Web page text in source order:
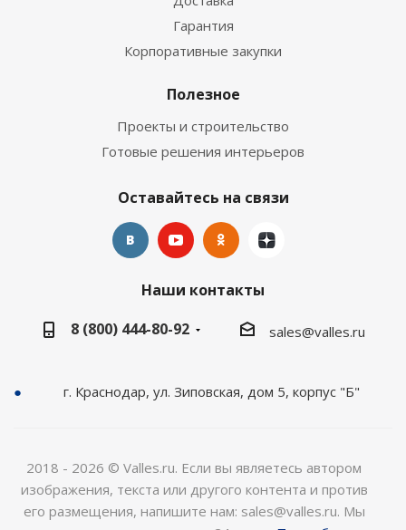
Гарантия
Корпоративные закупки
Полезное
Проекты и строительство
Готовые решения интерьеров
Оставайтесь на связи
Наши контакты
8 (800) 444-80-92
sales@valles.ru
г. Краснодар, ул. Зиповская, дом 5, корпус "Б"
2018 - 2026 © Valles.ru. Если вы являетесь автором
изображения, текста или другого контента и против
его размещения, напишите нам: sales@valles.ru. Мы